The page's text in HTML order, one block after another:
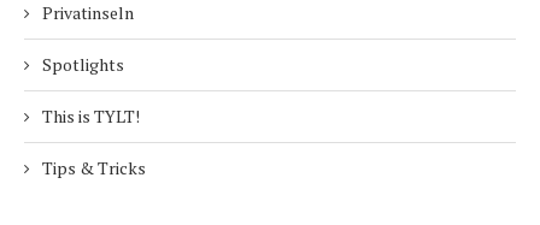
Privatinseln
Spotlights
This is TYLT!
Tips & Tricks